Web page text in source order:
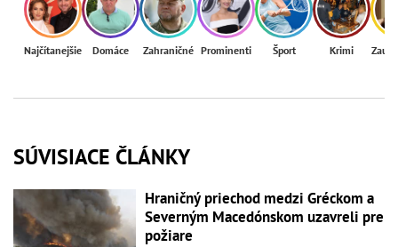
Najčítanejšie Domáce Zahraničné Prominenti Šport Krimi
SÚVISIACE ČLÁNKY
Hraničný priechod medzi Gréckom a
Severným Macedónskom uzavreli pre
požiare